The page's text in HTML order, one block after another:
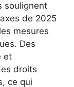
soulignent
de 2025
mesures
Des
et
droits
ce qui